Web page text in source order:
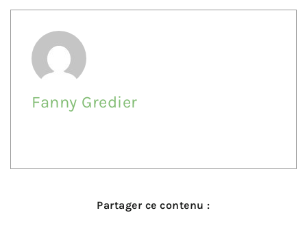
Fanny Gredier
Partager ce contenu :